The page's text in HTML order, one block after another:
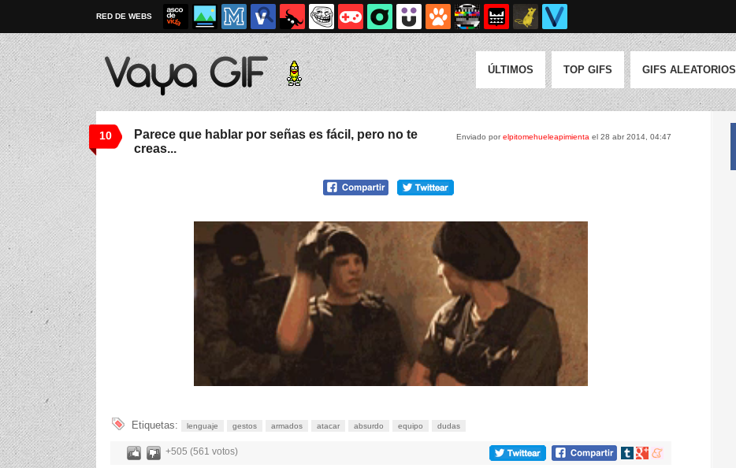
RED DE WEBS
ÚLTIMOS TOP GIFS GIFS ALEATORIOS
10 Enviado porelpitomehueleapimienta el 28 abr 2014, 04:47
Parece que hablar por señas es fácil, pero no te
creas...
Etiquetas: lenguaje gestos armados atacar absurdo equipo dudas
+505 (561 votos)
Compartir
Compartir
Compartir